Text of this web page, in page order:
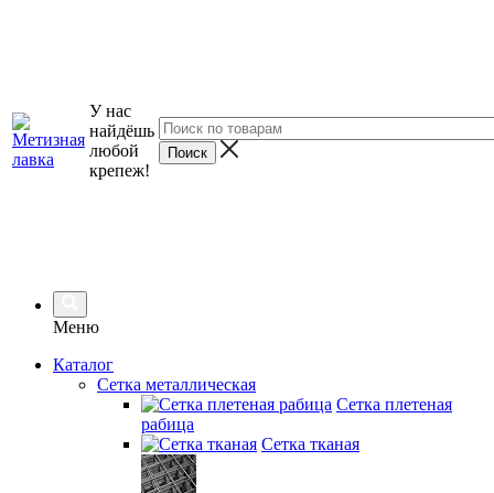
У нас
найдёшь
любой
крепеж!
Меню
Каталог
Сетка металлическая
Сетка плетеная
рабица
Сетка тканая